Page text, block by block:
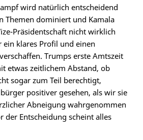
wird natürlich entscheidend
Themen dominiert und Kamala
Präsidentschaft nicht wirklich
ein klares Profil und einen
Trumps erste Amtszeit
etwas zeitlichem Abstand, ob
sogar zum Teil berechtigt,
positiver gesehen, als wir sie
Abneigung wahrgenommen
der Entscheidung scheint alles